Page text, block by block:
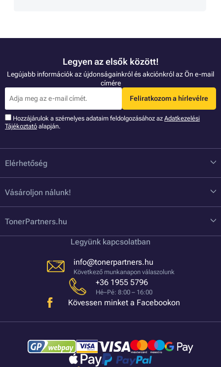
Legyen az elsők között!
Legújabb információk az újdonságainkról és akciónkról az Ön e-mail
címére
Feliratkozom a hírlevélre
Hozzájárulok a szémelyes adataim feldolgozásához az Adatkezelési
Tájékoztató alapján.
Elérhetőség
Vásároljon nálunk!
TonerPartners.hu
Legyünk kapcsolatban
info@tonerpartners.hu
Következő munkanapon válaszolunk
+36 1955 5796
Hé–Pé: 8:00 – 16:00
Kövessen minket a Facebookon